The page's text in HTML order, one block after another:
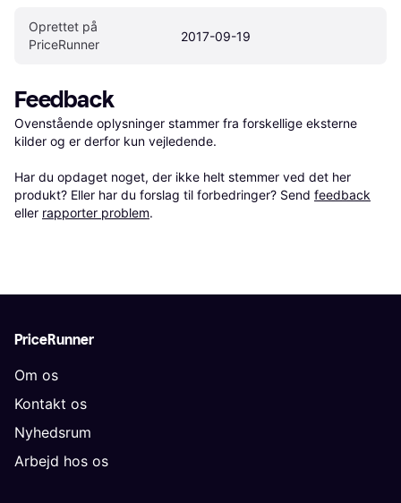
Oprettet på
PriceRunner
2017-09-19
Feedback
Ovenstående oplysninger stammer fra forskellige eksterne
kilder og er derfor kun vejledende.
Har du opdaget noget, der ikke helt stemmer ved det her
produkt? Eller har du forslag til forbedringer? Send feedback
eller rapporter problem.
PriceRunner
Om os
Kontakt os
Nyhedsrum
Arbejd hos os